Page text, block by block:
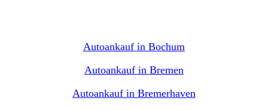
Autoankauf in Bochum
Autoankauf in Bremen
Autoankauf in Bremerhaven